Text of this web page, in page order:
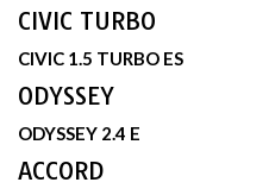
CIVIC TURBO
CIVIC 1.5 TURBO ES
ODYSSEY
ODYSSEY 2.4 E
ACCORD